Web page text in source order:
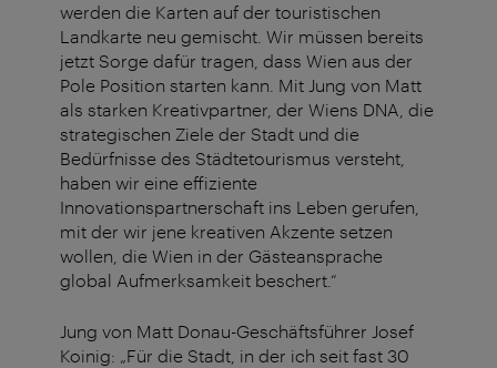
werden die Karten auf der touristischen
Landkarte neu gemischt. Wir müssen bereits
jetzt Sorge dafür tragen, dass Wien aus der
Pole Position starten kann. Mit Jung von Matt
als starken Kreativpartner, der Wiens DNA, die
strategischen Ziele der Stadt und die
Bedürfnisse des Städtetourismus versteht,
haben wir eine effiziente
Innovationspartnerschaft ins Leben gerufen,
mit der wir jene kreativen Akzente setzen
wollen, die Wien in der Gästeansprache
global Aufmerksamkeit beschert.“
Jung von Matt Donau-Geschäftsführer Josef
Koinig: „Für die Stadt, in der ich seit fast 30